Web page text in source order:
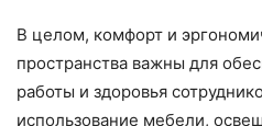
В целом, комфорт и
пространства важны для
работы и здоровья
использование мебели,